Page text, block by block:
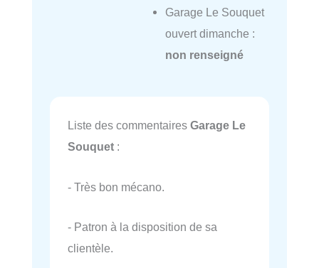
Garage Le Souquet
ouvert dimanche :
non renseigné
Liste des commentaires Garage Le
Souquet :
- Très bon mécano.
- Patron à la disposition de sa
clientèle.